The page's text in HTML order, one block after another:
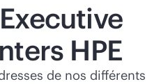
HPE
de nos différents